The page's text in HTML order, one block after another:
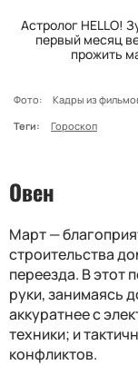
Астролог HELLO!
первый месяц
прожить
Фото: Кадры из
Теги:
Гороскоп
Овен
Март —
строительства
переезда. В этот
руки, занимаясь
аккуратнее с
техники; и
конфликтов.